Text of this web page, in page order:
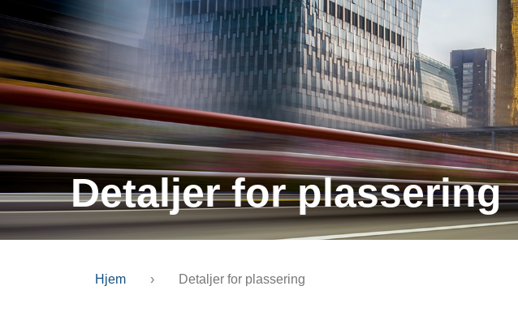
Detaljer for plassering
Hjem › Detaljer for plassering